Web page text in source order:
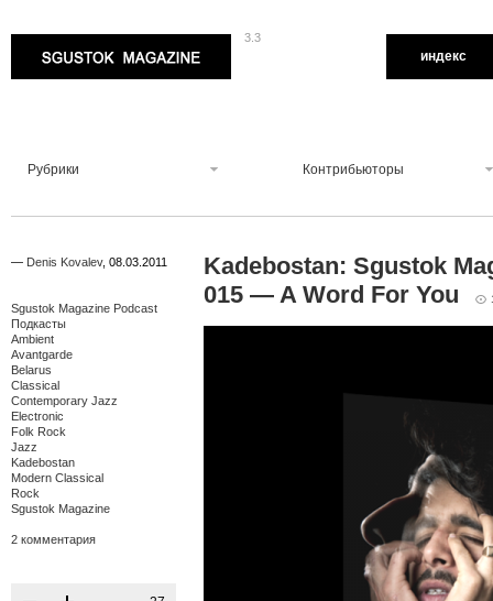
3.3
индекс
Рубрики Контрибьюторы
— Denis Kovalev, 08.03.2011
Sgustok Magazine Podcast
Подкасты
Ambient
Avantgarde
Belarus
Classical
Contemporary Jazz
Electronic
Folk Rock
Jazz
Kadebostan
Modern Classical
Rock
Sgustok Magazine
2 комментария
Kadebostan: Sgustok
015 — A Word For You